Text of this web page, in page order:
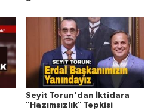
Seyit Torun'dan İktidara
"Hazımsızlık" Tepkisi